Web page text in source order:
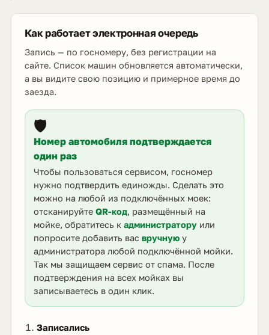
Как работает электронная очередь
Запись — по госномеру, без регистрации на
сайте. Список машин обновляется автоматически,
а вы видите свою позицию и примерное время до
заезда.
🛡️
Номер автомобиля подтверждается
один раз
Чтобы пользоваться сервисом, госномер
нужно подтвердить единожды. Сделать это
можно на любой из подключённых моек:
отсканируйте QR-код, размещённый на
мойке, обратитесь к администраторуили
попросите добавить вас вручнуюу
администратора любой подключённой мойки.
Так мы защищаем сервис от спама. После
подтверждения на всех мойках вы
записываетесь в один клик.
Записались